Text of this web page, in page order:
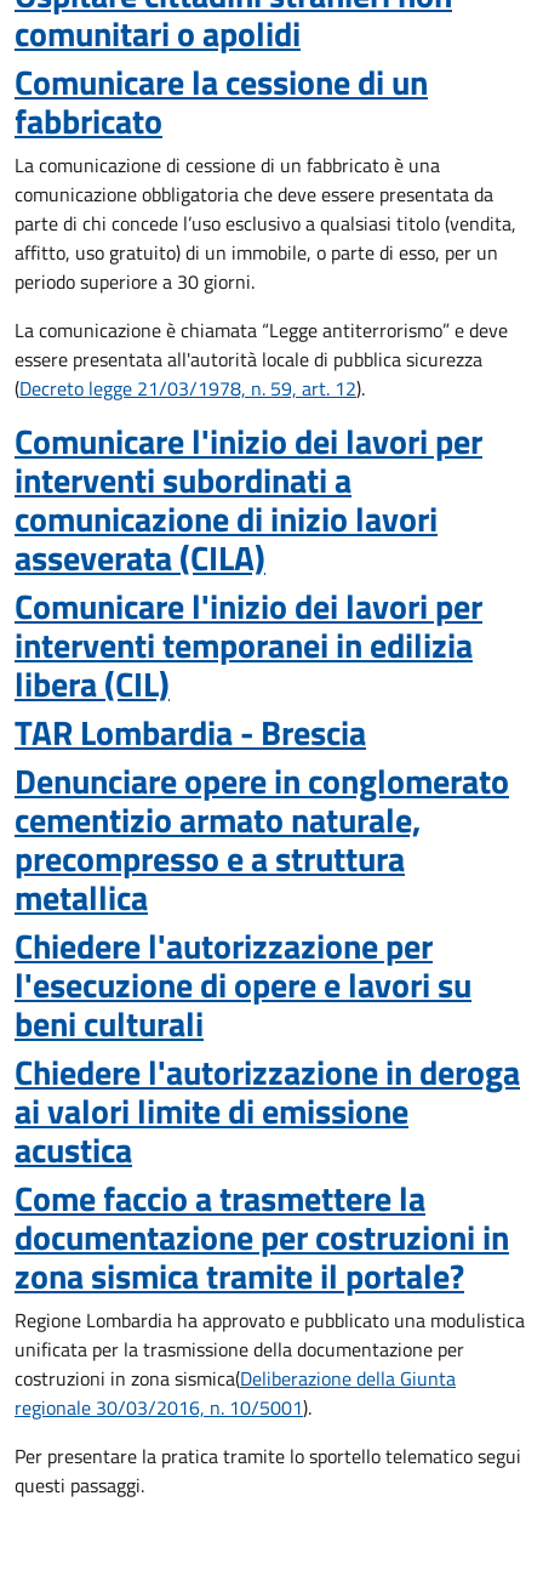
comunitari o apolidi
Comunicare la cessione di un
fabbricato
La comunicazione di cessione di un fabbricato è una
comunicazione obbligatoria che deve essere presentata da
parte di chi concede l’uso esclusivo a qualsiasi titolo (vendita,
affitto, uso gratuito) di un immobile, o parte di esso, per un
periodo superiore a 30 giorni.
La comunicazione è chiamata “Legge antiterrorismo” e deve
essere presentata all'autorità locale di pubblica sicurezza
(Decreto legge 21/03/1978, n. 59, art. 12).
Comunicare l'inizio dei lavori per
interventi subordinati a
comunicazione di inizio lavori
asseverata (CILA)
Comunicare l'inizio dei lavori per
interventi temporanei in edilizia
libera (CIL)
TAR Lombardia - Brescia
Denunciare opere in conglomerato
cementizio armato naturale,
precompresso e a struttura
metallica
Chiedere l'autorizzazione per
l'esecuzione di opere e lavori su
beni culturali
Chiedere l'autorizzazione in deroga
ai valori limite di emissione
acustica
Come faccio a trasmettere la
documentazione per costruzioni in
zona sismica tramite il portale?
Regione Lombardia ha approvato e pubblicato una modulistica
unificata per la trasmissione della documentazione per
costruzioni in zona sismica(Deliberazione della Giunta
regionale 30/03/2016, n. 10/5001).
Per presentare la pratica tramite lo sportello telematico segui
questi passaggi.